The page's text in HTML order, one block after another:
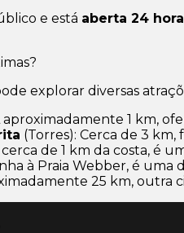
e está aberta 24
explorar diversas
aproximadamente 1 km,
(Torres): Cerca de 3 km,
cerca de 1 km da costa, é
à Praia Webber, é
25 km, outra